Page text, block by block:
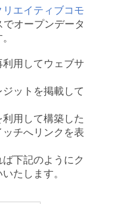
リエイティブコモ
オープンデータ
用してウェブサ
ットを掲載して
用して構築した
チへリンクを表
下記のようにク
たします。